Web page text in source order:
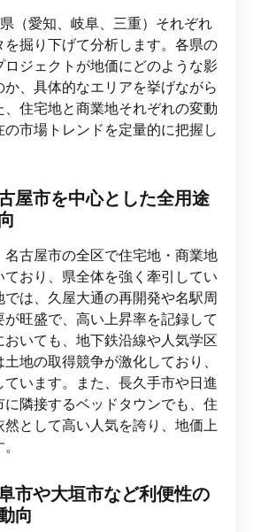
（愛知、岐阜、三重）それぞれ
掘り下げて分析します。各県の
ジェクトが地価にどのような影
、具体的なエリアを挙げながら
住宅地と商業地それぞれの変動
市場トレンドを定量的に把握し
屋市を中心とした全用途
古屋市の全区で住宅地・商業地
ており、県全体を強く牽引してい
では、久屋大通の再開発や名駅周
旺盛で、高い上昇率を記録して
おいても、地下鉄沿線や人気学区
地の取得競争が激化しており、
います。また、長久手市や日進
隣接するベッドタウンでも、住
として高い人気を誇り、地価上
市や大垣市など利便性の
向